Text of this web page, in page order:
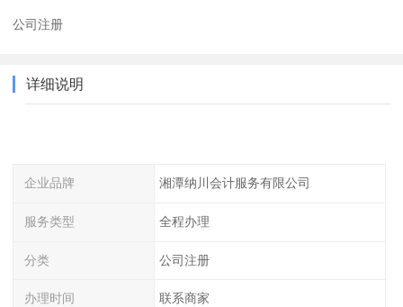
公司注册
详细说明
企业品牌 湘潭纳川会计服务有限公司
服务类型 全程办理
分类 公司注册
办理时间 联系商家